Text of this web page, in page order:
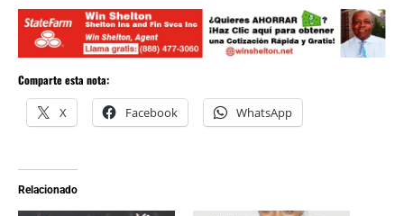
Comparte esta nota:
X Facebook WhatsApp
Relacionado